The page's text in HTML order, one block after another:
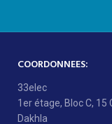
COORDONNEES:
33elec
1er étage, Bloc C, 15
Dakhla